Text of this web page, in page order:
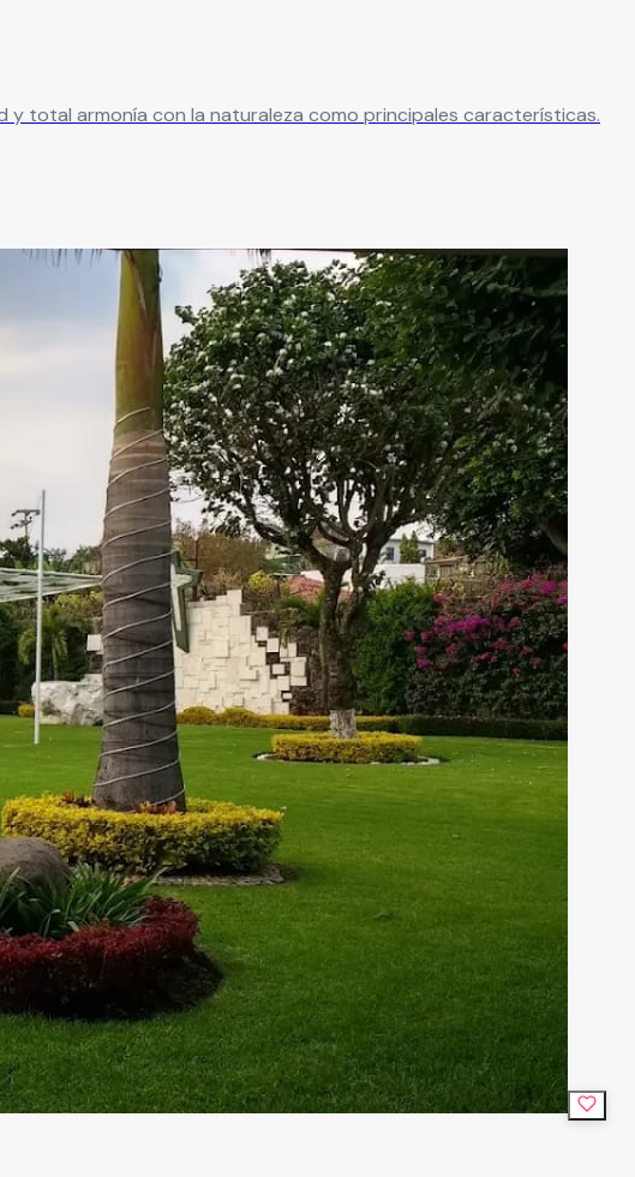
total armonía con la naturaleza como principales características.